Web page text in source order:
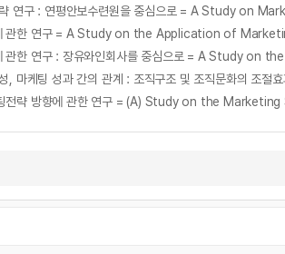
전략 연구 : 연평안보수련원을 중심으로 = A
에 관한 연구 = A Study on the Application of
에 관한 연구 : 장유와인회사를 중심으로 = A
, 마케팅 성과 간의 관계 : 조직구조 및 조직문화의 조절
팅전략 방향에 관한 연구 = (A) Study on the